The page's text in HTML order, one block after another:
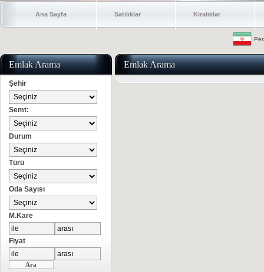
Ana Sayfa Satılıklar Kiralıklar
Emlak Arama
Şehir
Semt:
Durum
Türü
Oda Sayısı
M.Kare
Fiyat
Emlak Arama